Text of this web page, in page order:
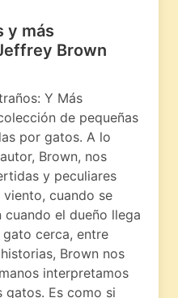
y más
Brown
Y Más
de pequeñas
por gatos. A lo
Brown, nos
y peculiares
cuando se
el dueño llega
cerca, entre
Brown nos
interpretamos
gatos. Es como si